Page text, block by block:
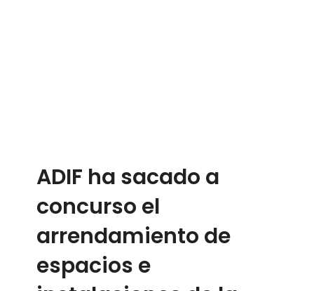
ADIF ha sacado a
concurso el
arrendamiento de
espacios e